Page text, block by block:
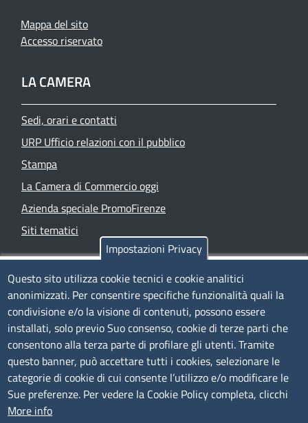
Mappa del sito
Accesso riservato
LA CAMERA
Sedi, orari e contatti
URP Ufficio relazioni con il pubblico
Stampa
La Camera di Commercio oggi
Azienda speciale PromoFirenze
Siti tematici
TRASPARENZA
Albo Online
Amministrazione trasparente
Bandi e concorsi
Segnalazioni Whistleblowing
Accessibilità
IBAN e pagamenti informatici
Impostazioni Privacy
Questo sito utilizza cookie tecnici e cookie analitici
anonimizzati. Per consentire specifiche funzionalità quali la
condivisione e/o la visione di contenuti, possono essere
installati, solo previo Suo consenso, cookie di terze parti che
consentono alla terza parte di profilare gli utenti. Tramite
questo banner, può accettare tutti i cookies, selezionare le
categorie di cookie di cui consente l’utilizzo e/o modificare le
Sue preferenze. Per vedere la Cookie Policy completa, clicchi
More info